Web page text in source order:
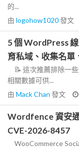
的...
由 logohow1020發文
5 個 WordPress
育私域、收集名單
📝 這次推薦排除一
相關數據可供...
由 Mack Chan 發文
Wordfence 資安
CVE-2026-8457
WooCommerce